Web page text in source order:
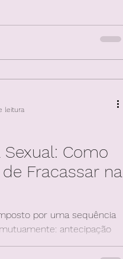
Como
Fracassar na
por uma sequência
antecipação
leitura